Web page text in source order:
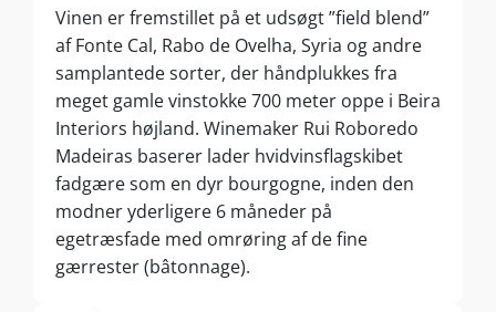
Vinen er fremstillet på et udsøgt ”field blend”
af Fonte Cal, Rabo de Ovelha, Syria og andre
samplantede sorter, der håndplukkes fra
meget gamle vinstokke 700 meter oppe i Beira
Interiors højland. Winemaker Rui Roboredo
Madeiras baserer lader hvidvinsflagskibet
fadgære som en dyr bourgogne, inden den
modner yderligere 6 måneder på
egetræsfade med omrøring af de fine
gærrester (bâtonnage).